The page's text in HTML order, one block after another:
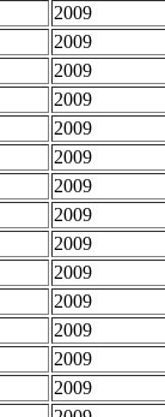
2009
2009
2009
2009
2009
2009
2009
2009
2009
2009
2009
2009
2009
2009